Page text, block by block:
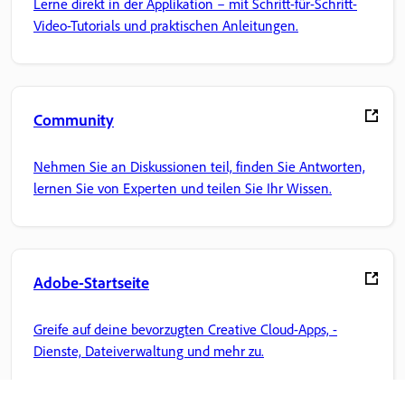
Lerne direkt in der Applikation – mit Schritt-für-Schritt-
Video-Tutorials und praktischen Anleitungen.
Community
Nehmen Sie an Diskussionen teil, finden Sie Antworten,
lernen Sie von Experten und teilen Sie Ihr Wissen.
Adobe-Startseite
Greife auf deine bevorzugten Creative Cloud-Apps, -
Dienste, Dateiverwaltung und mehr zu.